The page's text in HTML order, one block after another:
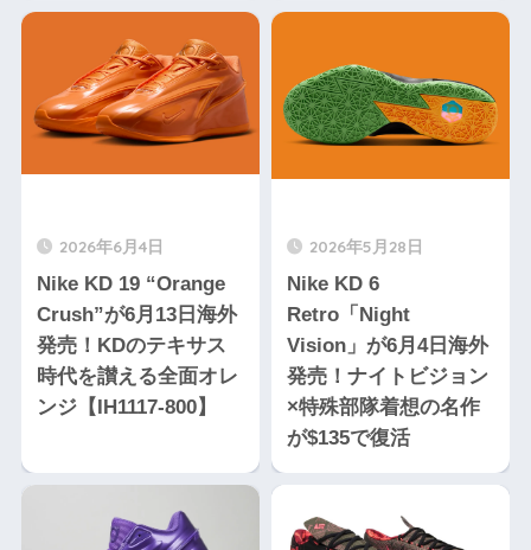
2026年6月4日
Nike KD 19 “Orange
Crush”が6月13日海外
発売！KDのテキサス
時代を讃える全面オレ
ンジ【IH1117-800】
2026年5月28日
Nike KD 6
Retro「Night
Vision」が6月4日海外
発売！ナイトビジョン
×特殊部隊着想の名作
が$135で復活